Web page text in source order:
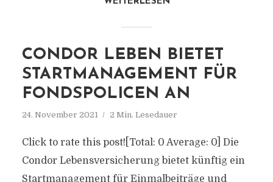
CONDOR LEBEN BIETET
STARTMANAGEMENT FÜR
FONDSPOLICEN AN
24. November 2021 2 Min. Lesedauer
Click to rate this post![Total: 0 Average: 0] Die
Condor Lebensversicherung bietet künftig ein
Startmanagement für Einmalbeiträge und